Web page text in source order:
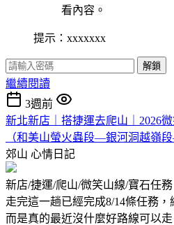
看內容。
提示：xxxxxxx
解鎖
繼續閱讀
3週前
新北新店｜搭捷運去爬山｜2026
（和美山螢火蟲段—銀河洞越嶺
郊山 心情日記
新店/捷運/爬山/微笑山線/寶石任務
走完這一趟已經完成8/14條任務
而是真的最近沒什麼好路線可以